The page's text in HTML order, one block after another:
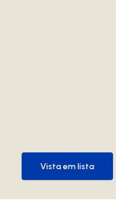
Vista em lista
Vista em lista